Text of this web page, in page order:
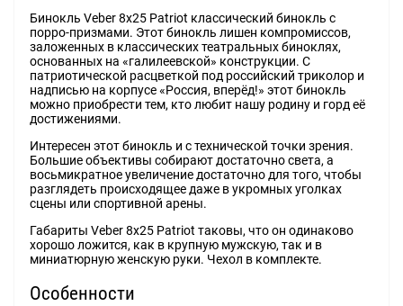
Бинокль Veber 8x25 Patriot классический бинокль с
порро-призмами. Этот бинокль лишен компромиссов,
заложенных в классических театральных биноклях,
основанных на «галилеевской» конструкции. С
патриотической расцветкой под российский триколор и
надписью на корпусе «Россия, вперёд!» этот бинокль
можно приобрести тем, кто любит нашу родину и горд её
достижениями.
Интересен этот бинокль и с технической точки зрения.
Большие объективы собирают достаточно света, а
восьмикратное увеличение достаточно для того, чтобы
разглядеть происходящее даже в укромных уголках
сцены или спортивной арены.
Габариты Veber 8x25 Patriot таковы, что он одинаково
хорошо ложится, как в крупную мужскую, так и в
миниатюрную женскую руки. Чехол в комплекте.
Особенности